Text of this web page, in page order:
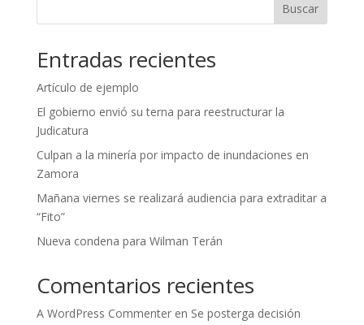
Buscar
Entradas recientes
Artículo de ejemplo
El gobierno envió su terna para reestructurar la
Judicatura
Culpan a la minería por impacto de inundaciones en
Zamora
Mañana viernes se realizará audiencia para extraditar a
“Fito”
Nueva condena para Wilman Terán
Comentarios recientes
A WordPress Commenteren Se posterga decisión